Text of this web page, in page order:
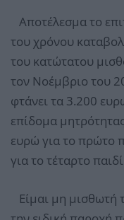
Αποτέλεσμα το
του χρόνου
του κατώτατου
τον Νοέμβριο του
φτάνει τα 3.200
επίδομα
ευρώ για το πρώτο
για το τέταρτο
Είμαι μη μισθωτή